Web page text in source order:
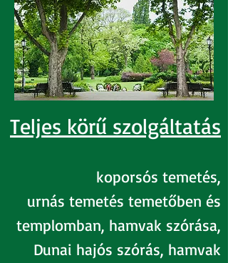
Teljes körű szolgáltatás
koporsós temetés,
urnás temetés temetőben és
templomban, hamvak szórása,
Dunai hajós szórás, hamvak